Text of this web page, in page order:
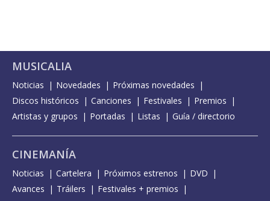
MUSICALIA
Noticias Novedades
Próximas novedades
Discos históricos
Canciones Festivales
Premios
Artistas y grupos
Portadas Listas Guía / directorio
CINEMANÍA
Noticias Cartelera Próximos estrenos
DVD
Avances
Tráilers
Festivales + premios